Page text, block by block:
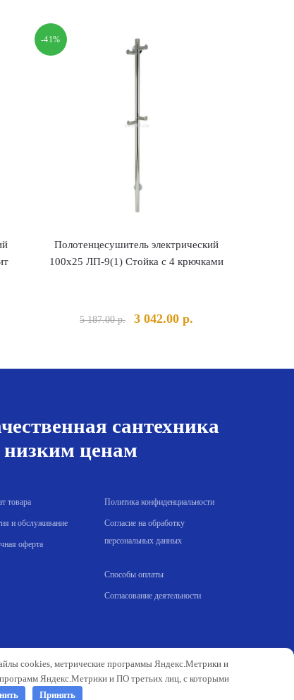
р..
-41%
Полотенцесушитель электрический
100х25 ЛП-9(1) Стойка с 4 крючками
5 187.00р.
Первоначальная
5
3 042.00р.
042.00 р..
сантехника
низким ценам
товара
и обслуживание
оферта
Политика конфиденциальности
Согласие на обработку
персональных данных
Способы оплаты
Согласование деятельности
cookies, метрические программы Яндекс.Метрики и
Яндекс.Метрики и ПО третьих лиц, с которыми
Принять